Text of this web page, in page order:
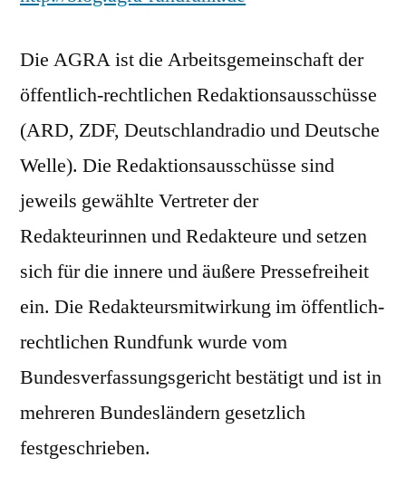
Die AGRA ist die Arbeitsgemeinschaft der
öffentlich-rechtlichen Redaktionsausschüsse
(ARD, ZDF, Deutschlandradio und Deutsche
Welle). Die Redaktionsausschüsse sind
jeweils gewählte Vertreter der
Redakteurinnen und Redakteure und setzen
sich für die innere und äußere Pressefreiheit
ein. Die Redakteursmitwirkung im öffentlich-
rechtlichen Rundfunk wurde vom
Bundesverfassungsgericht bestätigt und ist in
mehreren Bundesländern gesetzlich
festgeschrieben.